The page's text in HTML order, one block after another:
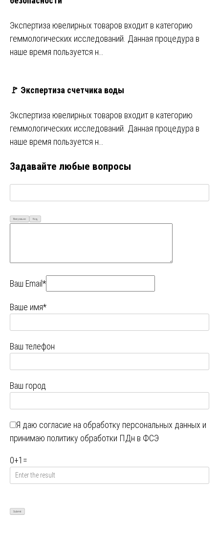
Экспертиза ювелирных товаров входит в категорию
геммологических исследований. Данная процедура в
наше время пользуется н…
🚩 Экспертиза счетчика воды
Экспертиза ювелирных товаров входит в категорию
геммологических исследований. Данная процедура в
наше время пользуется н…
Задавайте любые вопросы
Визуально Код
Ваш Email*
Ваше имя*
Ваш телефон
Ваш город
Я даю согласие на обработку персональных данных и
принимаю политику обработки ПДн в ФСЭ
0+1 =